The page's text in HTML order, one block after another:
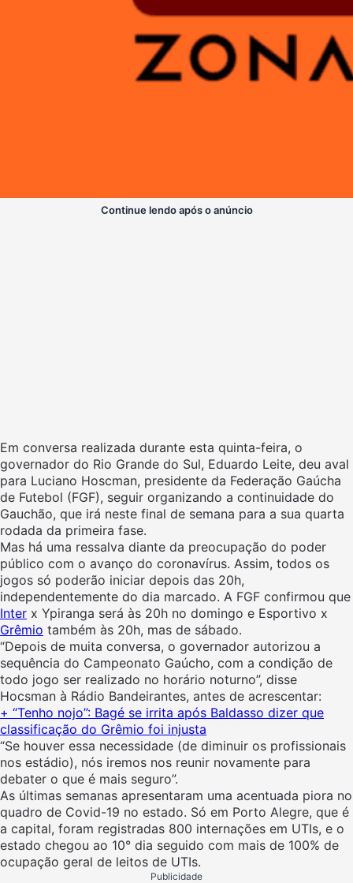
Continue lendo após o anúncio
Em conversa realizada durante esta quinta-feira, o
governador do Rio Grande do Sul, Eduardo Leite, deu aval
para Luciano Hoscman, presidente da Federação Gaúcha
de Futebol (FGF), seguir organizando a continuidade do
Gauchão, que irá neste final de semana para a sua quarta
rodada da primeira fase.
Mas há uma ressalva diante da preocupação do poder
público com o avanço do coronavírus. Assim, todos os
jogos só poderão iniciar depois das 20h,
independentemente do dia marcado. A FGF confirmou que
Inter x Ypiranga será às 20h no domingo e Esportivo x
Grêmio também às 20h, mas de sábado.
“Depois de muita conversa, o governador autorizou a
sequência do Campeonato Gaúcho, com a condição de
todo jogo ser realizado no horário noturno”, disse
Hocsman à Rádio Bandeirantes, antes de acrescentar:
+ “Tenho nojo”: Bagé se irrita após Baldasso dizer que
classificação do Grêmio foi injusta
“Se houver essa necessidade (de diminuir os profissionais
nos estádio), nós iremos nos reunir novamente para
debater o que é mais seguro”.
As últimas semanas apresentaram uma acentuada piora no
quadro de Covid-19 no estado. Só em Porto Alegre, que é
a capital, foram registradas 800 internações em UTIs, e o
estado chegou ao 10° dia seguido com mais de 100% de
ocupação geral de leitos de UTIs.
Publicidade